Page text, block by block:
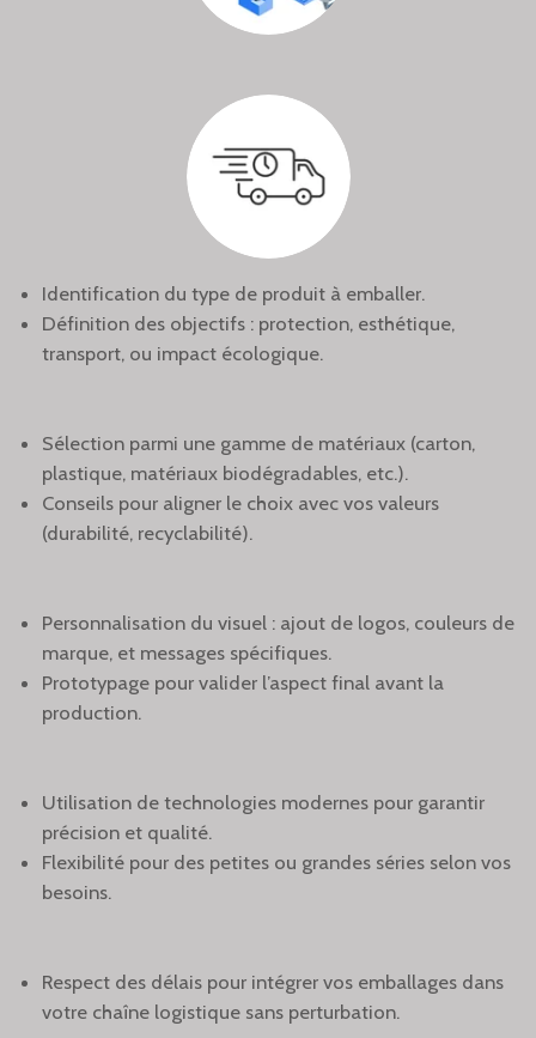
Identification du type de produit à emballer.
Définition des objectifs : protection, esthétique,
transport, ou impact écologique.
Sélection parmi une gamme de matériaux (carton,
plastique, matériaux biodégradables, etc.).
Conseils pour aligner le choix avec vos valeurs
(durabilité, recyclabilité).
Personnalisation du visuel : ajout de logos, couleurs de
marque, et messages spécifiques.
Prototypage pour valider l’aspect final avant la
production.
Utilisation de technologies modernes pour garantir
précision et qualité.
Flexibilité pour des petites ou grandes séries selon vos
besoins.
Respect des délais pour intégrer vos emballages dans
votre chaîne logistique sans perturbation.